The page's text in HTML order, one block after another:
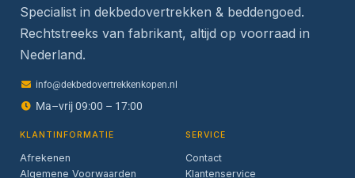
Specialist in dekbedovertrekken & beddengoed.
Rechtstreeks van fabrikant, altijd op voorraad in
Nederland.
info@dekbedovertrekkenkopen.nl
Ma–vrij 09:00 – 17:00
KLANTINFORMATIE
Afrekenen
Algemene Voorwaarden
SERVICE
Contact
Klantenservice